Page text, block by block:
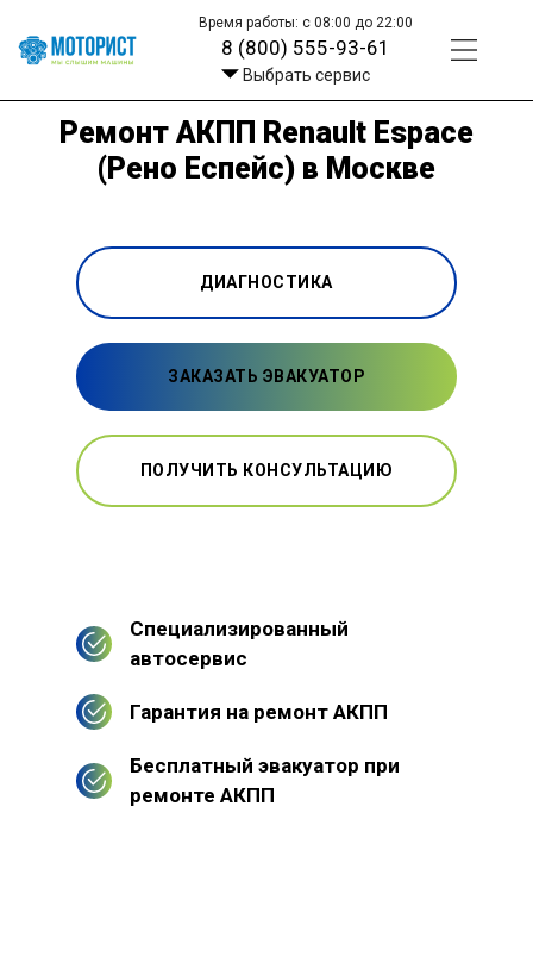
Время работы: с 08:00 до 22:00
8 (800) 555-93-61
Выбрать сервис
Ремонт АКПП Renault Espace
(Рено Еспейс) в Москве
ДИАГНОСТИКА
ЗАКАЗАТЬ ЭВАКУАТОР
ПОЛУЧИТЬ КОНСУЛЬТАЦИЮ
Специализированный
автосервис
Гарантия на ремонт АКПП
Бесплатный эвакуатор при
ремонте АКПП